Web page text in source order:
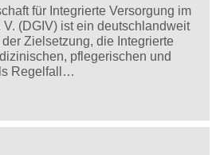
für Integrierte Versorgung im
(DGIV) ist ein deutschlandweit
Zielsetzung, die Integrierte
pflegerischen und
Regelfall…